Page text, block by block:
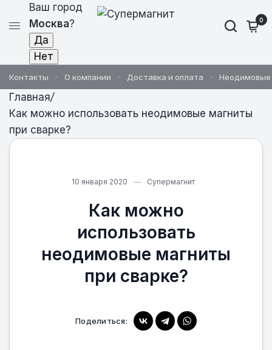
Ваш город
Москва? 0
Контакты О компании Доставка и оплата
Главная/
Как можно использовать неодимовые магниты
при сварке?
10 января 2020 Супермагнит
Как можно
использовать
неодимовые магниты
при сварке?
Поделиться: